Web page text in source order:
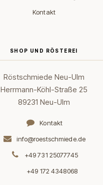
Kontakt
SHOP UND RÖSTEREI
Röstschmiede Neu-Ulm
Herrmann-Köhl-Straße 25
89231 Neu-Ulm
Kontakt
info@roestschmiede.de
+49 731 25077745
+49 172 4348068